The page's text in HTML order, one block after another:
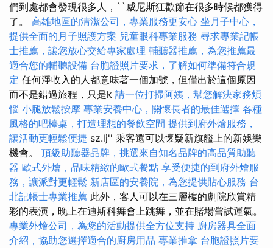
們到處都會發現很多人，``威尼斯狂歡節在很多時候都獲得
了。 高雄地區的清潔公司，專業服務更安心 坐月子中心，
提供全面的月子照護方案 兒童眼科專業服務 尋求專業記帳
士推薦，讓您放心交給專家處理 輔聽器推薦，為您推薦最
適合您的輔聽設備 台胞證照片要求，了解如何準備符合規
定 任何淨收入的人都意味著一個加號，但僅出於這個原因
而不是錯過旅程，只是k 請一位打掃阿姨，幫您解決家務煩
惱 小腿放鬆按摩 專業安養中心，關懷長者的最佳選擇 各種
風格的吧檯桌，打造理想的餐飲空間 提供到府外燴服務，
讓活動更輕鬆便捷 sz.lj'' 乘客還可以懷疑新旗艦上的新娛樂
機會。 頂級助聽器品牌，挑選來自知名品牌的高品質助聽
器 歐式外燴，品味精緻的歐式餐點 享受便捷的到府外燴服
務，讓派對更輕鬆 新店區的安養院，為您提供貼心服務 台
北記帳士專業推薦 此外，客人可以在三層樓的劇院欣賞精
彩的表演，晚上在迪斯科舞會上跳舞，並在賭場嘗試運氣。
專業外燴公司，為您的活動提供全方位支持 廚房器具全面
介紹，協助您選擇適合的廚房用品 專業推拿 台胞證照片要